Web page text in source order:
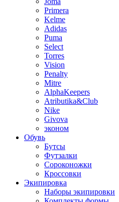
Primera
Kelme
Adidas
Puma
Select
Torres
Vision
Penalty
Mitre
AlphaKeepers
Atributika&Club
Nike
Givova
эконом
Обувь
Бутсы
Футзалки
Сороконожки
Кроссовки
Экипировка
Наборы экипировки